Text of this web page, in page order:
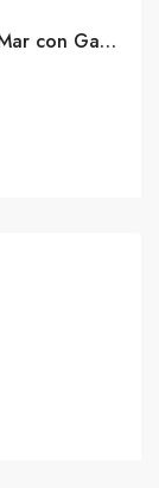
Hermoso Departamento a Metros del Mar con Gas Natural